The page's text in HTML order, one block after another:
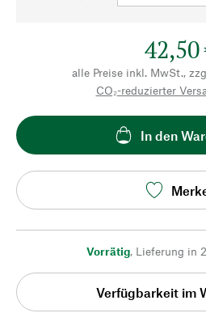
42,50
alle Preise inkl. MwSt.,
CO₂-reduzierter
In den
Vorrätig, Lieferung in
Verfügbarkeit im